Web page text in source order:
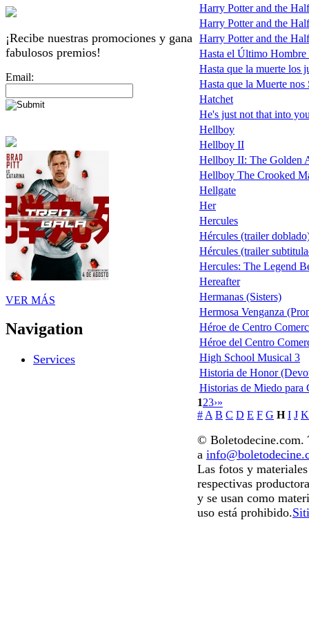
¡Recibe nuestras promociones y gana
fabulosos premios!
Email:
VER MÁS
Navigation
Services
Harry Potter and the
Harry Potter and the
Harry Potter and the
Hasta el Último
Hasta que la muerte los
Hasta que la Muerte nos
Hatchet
He's just not that into
Hellboy
Hellboy II
Hellboy II: The Golden
Hellboy The Crooked
Hellgate
Her
Hercules
Hércules (trailer
Hércules (trailer
Hercules: The Legend
Hereafter
Hermanas (Sisters)
Hermosa Venganza
Héroe de Centro
Héroe del Centro
High School Musical 3
Historia de Honor
Historias de Miedo para
123›»
# A B C D E F G H I J K
© Boletodecine.com.
a
Las fotos y
respectivas
y se usan como
uso está prohibido.